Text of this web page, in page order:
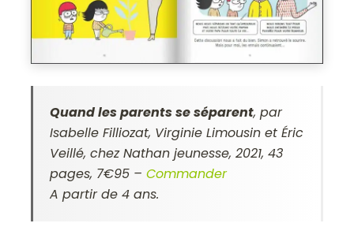
Quand les parents se séparent, par
Isabelle Filliozat, Virginie Limousin et Éric
Veillé, chez Nathan jeunesse, 2021, 43
pages, 7€95 –Commander
A partir de 4 ans.